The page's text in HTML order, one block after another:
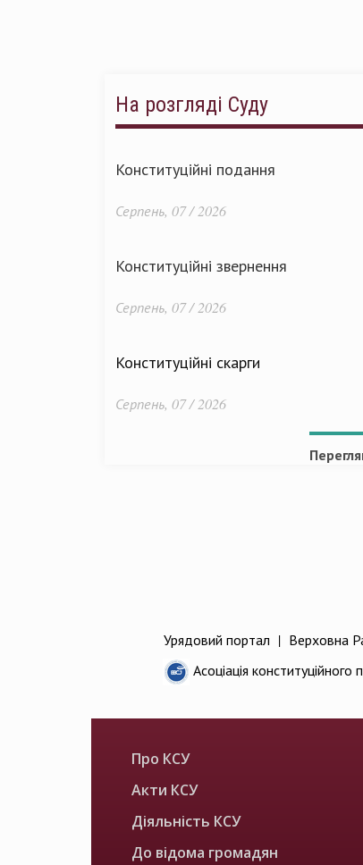
На розгляді Суду
Конституційні подання
Серпень, 07 / 2026
Конституційні звернення
Серпень, 07 / 2026
Конституційні скарги
Серпень, 07 / 2026
Урядовий портал | Верховна
Асоціація
Про КСУ
Акти КСУ
Діяльність КСУ
До відома громадян